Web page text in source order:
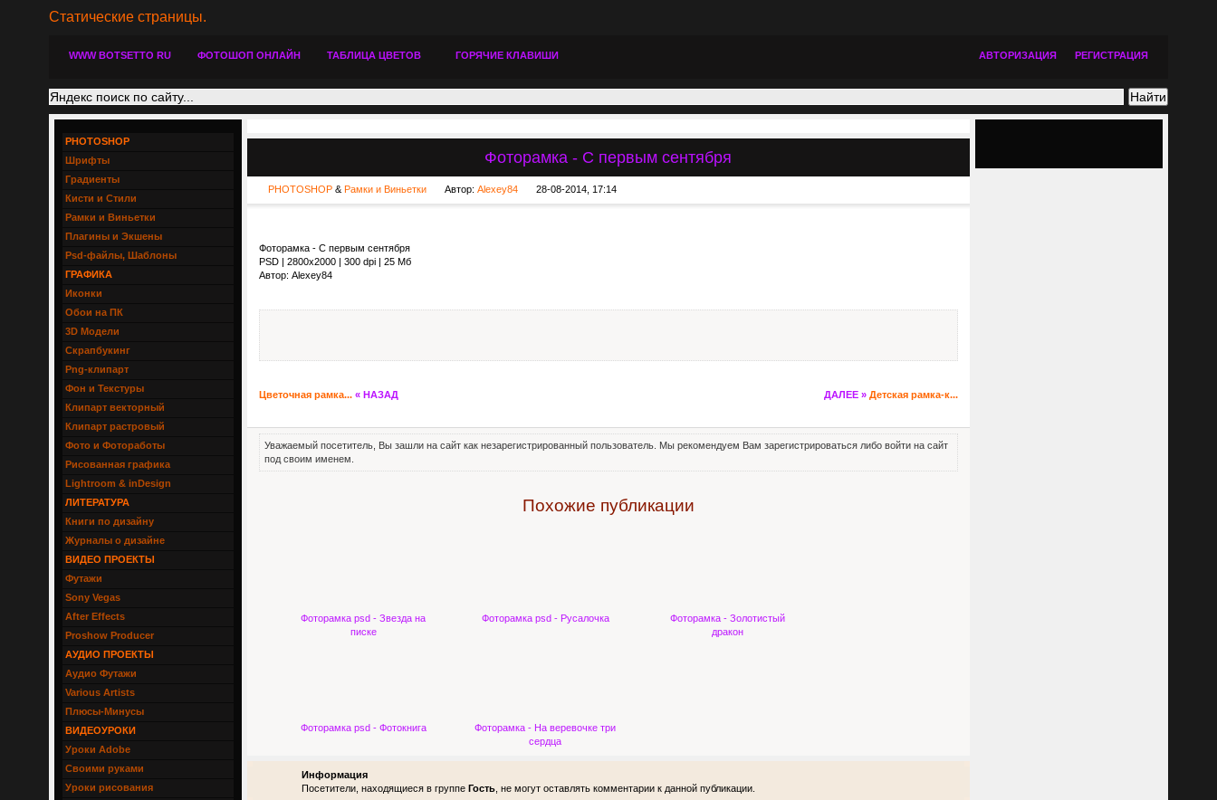
Статические страницы.
WWW BOTSETTO RU ФОТОШОП ОНЛАЙН ТАБЛИЦА ЦВЕТОВ ГОРЯЧИЕ КЛАВИШИ АВТОРИЗАЦИЯ РЕГИСТРАЦИЯ
Фоторамка - С первым сентября
PHOTOSHOP& Рамки и Виньетки Автор: Alexey84 28-08-2014, 17:14
Фоторамка - С первым сентября
PSD | 2800x2000 | 300 dpi | 25 Мб
Автор: Alexey84
Цветочная рамка... « НАЗАД ДАЛЕЕ » Детская рамка-к...
Уважаемый посетитель, Вы зашли на сайт как незарегистрированный пользователь. Мы рекомендуем Вам зарегистрироваться либо войти на сайт
под своим именем.
Похожие публикации
Фоторамка psd - Звезда на
писке
Фоторамка psd - Русалочка
Фоторамка - Золотистый
дракон
Фоторамка psd - Фотокнига
Фоторамка - На веревочке три
сердца
Информация
Посетители, находящиеся в группе Гость, не могут оставлять комментарии к данной публикации.
PHOTOSHOP
Шрифты
Градиенты
Кисти и Стили
Рамки и Виньетки
Плагины и Экшены
Psd-файлы, Шаблоны
ГРАФИКА
Иконки
Обои на ПК
3D Модели
Скрапбукинг
Png-клипарт
Фон и Текстуры
Клипарт векторный
Клипарт растровый
Фото и Фотоработы
Рисованная графика
Lightroom & inDesign
ЛИТЕРАТУРА
Книги по дизайну
Журналы о дизайне
ВИДЕО ПРОЕКТЫ
Футажи
Sony Vegas
After Effects
Proshow Producer
АУДИО ПРОЕКТЫ
Аудио Футажи
Various Artists
Плюсы-Минусы
ВИДЕОУРОКИ
Уроки Adobe
Своими руками
Уроки рисования